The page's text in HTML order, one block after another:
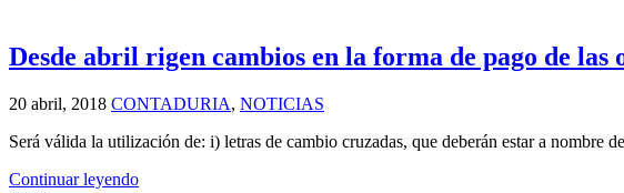
Desde abril rigen cambios en la forma de pago de las
20 abril, 2018 CONTADURIA, NOTICIAS
Será válida la utilización de: i) letras de cambio cruzadas, que deberán estar a
Continuar leyendo